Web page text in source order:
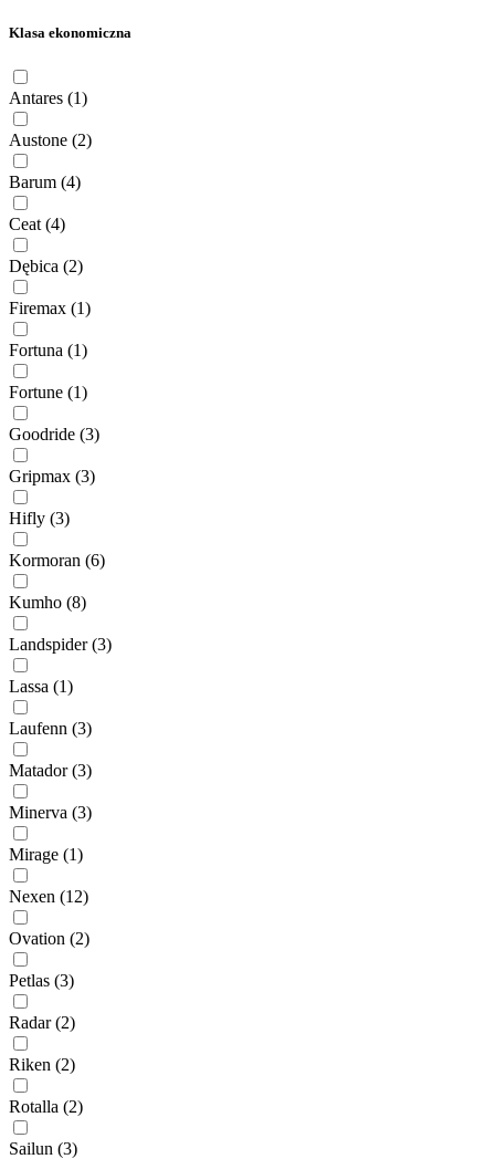
Klasa ekonomiczna
Antares (1)
Austone (2)
Barum (4)
Ceat (4)
Dębica (2)
Firemax (1)
Fortuna (1)
Fortune (1)
Goodride (3)
Gripmax (3)
Hifly (3)
Kormoran (6)
Kumho (8)
Landspider (3)
Lassa (1)
Laufenn (3)
Matador (3)
Minerva (3)
Mirage (1)
Nexen (12)
Ovation (2)
Petlas (3)
Radar (2)
Riken (2)
Rotalla (2)
Sailun (3)